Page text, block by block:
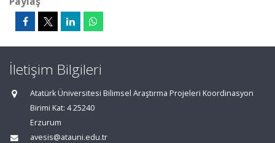
İletişim Bilgileri
Atatürk Üniversitesi Bilimsel Araştırma Projeleri Koordinasyon
Birimi Kat: 4 25240
Erzurum
avesis@atauni.edu.tr